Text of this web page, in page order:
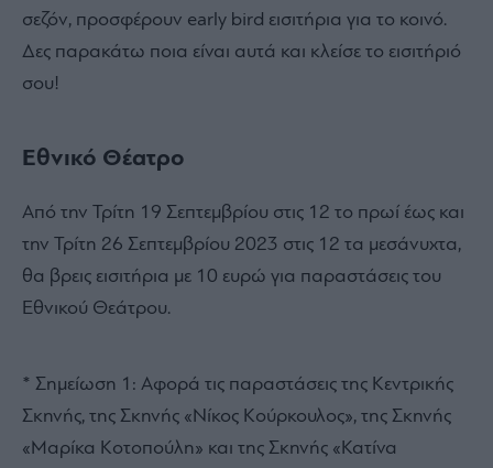
σεζόν, προσφέρουν early bird εισιτήρια για το κοινό.
Δες παρακάτω ποια είναι αυτά και κλείσε το εισιτήριό
σου!
Εθνικό Θέατρο
Από την Τρίτη 19 Σεπτεμβρίου στις 12 το πρωί έως και
την Τρίτη 26 Σεπτεμβρίου 2023 στις 12 τα μεσάνυχτα,
θα βρεις εισιτήρια με 10 ευρώ για παραστάσεις του
Εθνικού Θεάτρου.
* Σημείωση 1: Αφορά τις παραστάσεις της Κεντρικής
Σκηνής, της Σκηνής «Νίκος Κούρκουλος», της Σκηνής
«Μαρίκα Κοτοπούλη» και της Σκηνής «Κατίνα